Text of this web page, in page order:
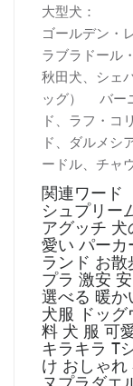
大型犬：
ゴールデン・
ラブラドール
秋田犬、シェ
ッグ） バー
ド、ラフ・コ
ド、ダルメシ
ードル、チャ
関連ワード
シュプリー
アグッチ
愛い パー
ランド お
プラ 激安
選べる 暖
犬服 ドッ
料 犬 服 可
キラキラ T
け おしゃ